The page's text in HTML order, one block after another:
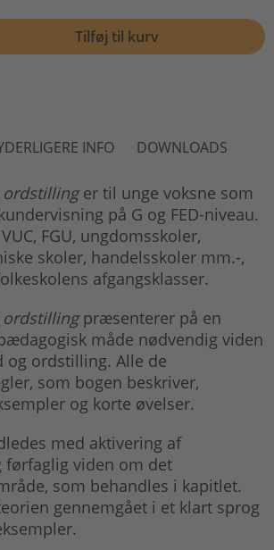
Tilføj til kurv
INFO DOWNLOADS
er til unge voksne som
på G og FED-niveau.
FGU, ungdomsskoler,
skoler, handelsskoler mm.-,
afgangsklasser.
præsenterer på en
måde nødvendig viden
ordstilling. Alle de
som bogen beskriver,
og korte øvelser.
med aktivering af
førfaglig viden om det
som behandles i kapitlet.
gennemgået i et klart sprog